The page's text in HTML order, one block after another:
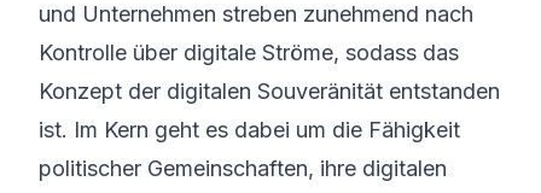
und Unternehmen streben zunehmend nach
Kontrolle über digitale Ströme, sodass das
Konzept der digitalen Souveränität entstanden
ist. Im Kern geht es dabei um die Fähigkeit
politischer Gemeinschaften, ihre digitalen